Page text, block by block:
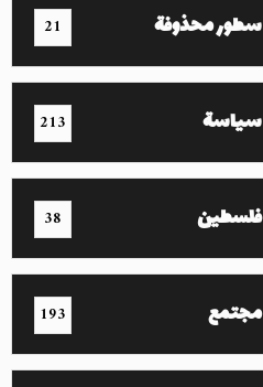
سطور محذوفة 21
سياسة 213
فلسطين 38
مجتمع 193